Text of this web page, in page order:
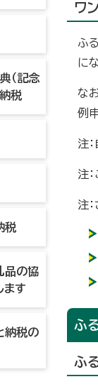
ワ
ふ
に
な
例
注
注
注
ふ
ふ
（記念
税
税
品の協
ます
納税の